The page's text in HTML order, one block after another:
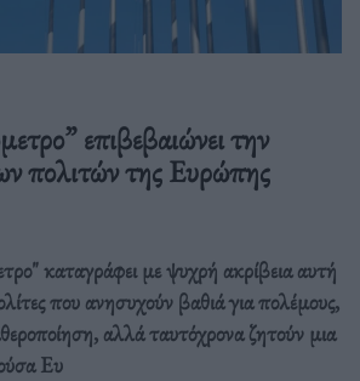
επιβεβαιώνει την
πολιτών της Ευρώπης
καταγράφει με ψυχρή ακρίβεια αυτή
που ανησυχούν βαθιά για πολέμους,
αλλά ταυτόχρονα ζητούν μια
Ευ